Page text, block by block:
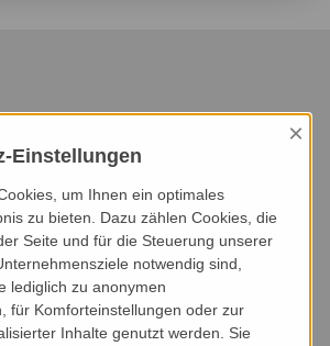
NÄCHSTE 6 MONATE
VERANSTALTUNGSORT
Einstellungen
×
um Ihnen ein optimales
zu bieten. Dazu zählen Cookies, die
Seite und für die Steuerung unserer
notwendig sind,
lediglich zu anonymen
für Komforteinstellungen oder zur
Inhalte genutzt werden. Sie